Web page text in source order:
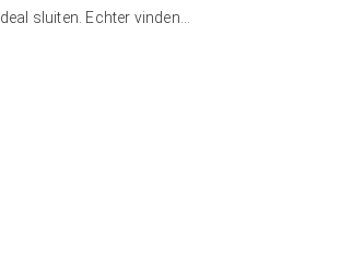
deal sluiten. Echter vinden...